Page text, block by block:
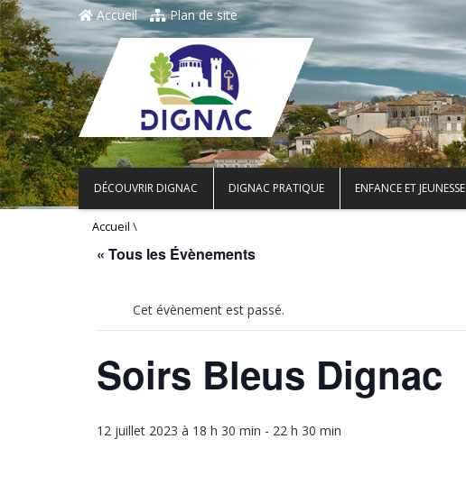
Accueil Plan de site
DÉCOUVRIR DIGNAC DIGNAC PRATIQUE ENFANCE ET JEUNESSE
Accueil \
« Tous les Évènements
Cet évènement est passé.
Soirs Bleus Dignac
12 juillet 2023 à 18 h 30 min - 22 h 30 min